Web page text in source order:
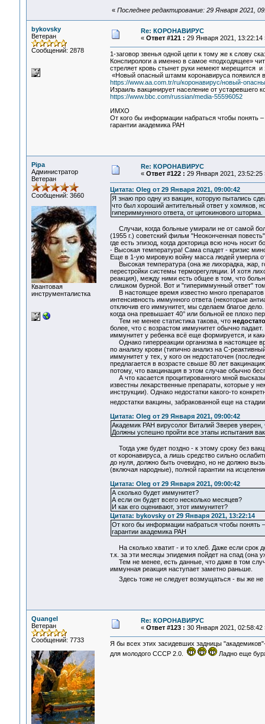
« Последнее редактирование: 29 Января 2021,
bykovsky
Ветеран
Сообщений: 2878
Re: КОРОНАВИРУС
« Ответ #121 : 29 Января 2021, 13:22:14
1-заговор звенья одной цепи к тому же к слову
Конспирологи а именно в самое «подходящее»
стреляет кровь стынет руки немеют мерещится
«Новый опасный штамм коронавируса появился
https://www.aa.com.tr/ru/коронавирус/новый-
Израиль вакцинирует население от устаревшего
https://www.bbc.com/russian/media-55596052
ИМХО
От кого бы информации набраться чтобы понять –
гарантии академика РАН
Pipa
Администратор
Ветеран
Сообщений: 3660
Квантовая
инструменталистка
Re: КОРОНАВИРУС
« Ответ #122 : 29 Января 2021, 23:52:25
Цитата: Oleg от 29 Января 2021, 09:00:42
Я знаю про одну из вакцин, которую пытались
что был хороший антительный ответ у хомяков,
гипериммунного ответа, от цитокинового шторма.
Случаи, когда больные умирали не от самой
(1955 г.) советский фильм "Неоконченная
где есть эпизод, когда докторица всю ночь носит
- Высокая температура! Сама спадет - кризис
Еще в 1-ую мировую войну масса людей умерла
Высокая температура (она же лихорадка, жар,
перестройки системы терморегуляции. И хотя
реакция), между ними есть общее в том, что
слишком бурной. Вот и "гипериммунный ответ"
В настоящее время известно много
интенсивность иммунного ответа (некоторые
отключив его иммунитет, мы сделаем благое
когда она превышает 40° или больной ее плохо
Тем не менее статистика такова, что
более, что с возрастом иммунитет обычно
иммунитет у ребенка всё еще формируется, и
Однако гиперреакции организма в настоящее
по анализу крови (типично анализ на С-
иммунитет у тех, у кого он недостаточен
предлагается в возрасте свыше 80 лет
потому, что вакцинация в этом случае обычно
А что касается процитированного мной
известны лекарственные препараты, которые у
инструкции). Однако недостатки какого-то
недостатки вакцины, забракованной еще на
Цитата: Oleg от 29 Января 2021, 09:00:42
Академик РАН вирусолог Виталий Зверев уверен,
Должны успешно пройти все этапы испытания
Тогда уже будет поздно - к этому сроку без
от коронавируса, а лишь средство сильно
до нуля, должно быть очевидно, но не должно
(включая народные), полной гарантии на
Цитата: Oleg от 29 Января 2021, 09:00:42
А сколько будет иммунитет?
А если он будет всего несколько месяцев?
И как его оценивают, этот иммунитет?
Цитата: bykovsky от 29 Января 2021, 13:22:14
От кого бы информации набраться чтобы понять
гарантии академика РАН
На сколько хватит - и то хлеб. Даже если срок
т.к. за эти месяцы эпидемия пойдет на спад (она
Тем не менее, есть данные, что даже в том
иммунная реакция наступает заметно раньше.
Здесь тоже не следует возмущаться - вы же не
Quangel
Ветеран
Сообщений: 7733
Re: КОРОНАВИРУС
« Ответ #123 : 30 Января 2021, 02:58:42
Я бы всех этих засидевших задницы
для молодого СССР 2.0.
Ладно еще